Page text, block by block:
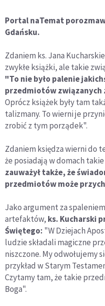
Portal naTemat
Gdańsku.
Zdaniem ks. Jana
zwykłe książki, ale takie
"To nie było palenie
przedmiotów związanych
Oprócz książek były tam
talizmany. To wierni je
zrobić z tym porządek".
Zdaniem księdza wierni do
że posiadają w domach
zauważył także, że
przedmiotów może
Jako argument za
artefaktów, ks. Kucharski
Świętego: "W Dziejach
ludzie składali magiczne
niszczone. My odwołujemy
przykład w Starym
Czytamy tam, że takie
Boga".